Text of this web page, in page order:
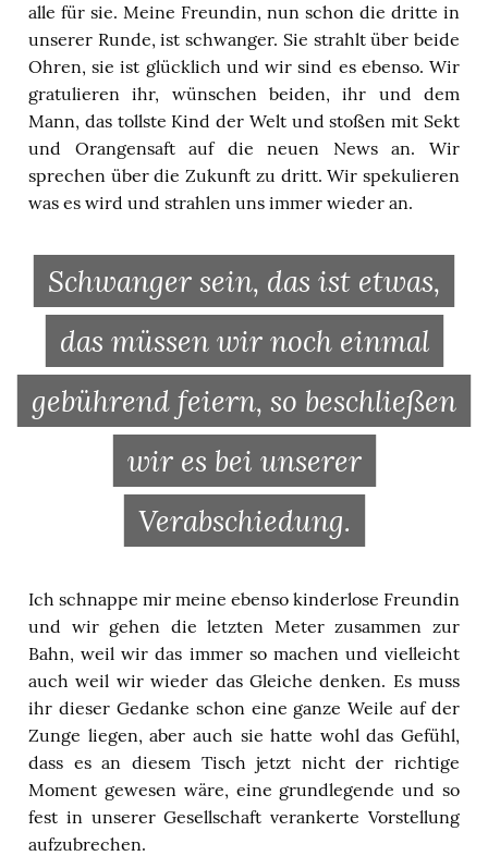
alle für sie. Meine Freundin, nun schon die dritte in
unserer Runde, ist schwanger. Sie strahlt über beide
Ohren, sie ist glücklich und wir sind es ebenso. Wir
gratulieren ihr, wünschen beiden, ihr und dem
Mann, das tollste Kind der Welt und stoßen mit Sekt
und Orangensaft auf die neuen News an. Wir
sprechen über die Zukunft zu dritt. Wir spekulieren
was es wird und strahlen uns immer wieder an.
Schwanger sein, das ist etwas,
das müssen wir noch einmal
gebührend feiern, so beschließen
wir es bei unserer
Verabschiedung.
Ich schnappe mir meine ebenso kinderlose Freundin
und wir gehen die letzten Meter zusammen zur
Bahn, weil wir das immer so machen und vielleicht
auch weil wir wieder das Gleiche denken. Es muss
ihr dieser Gedanke schon eine ganze Weile auf der
Zunge liegen, aber auch sie hatte wohl das Gefühl,
dass es an diesem Tisch jetzt nicht der richtige
Moment gewesen wäre, eine grundlegende und so
fest in unserer Gesellschaft verankerte Vorstellung
aufzubrechen.